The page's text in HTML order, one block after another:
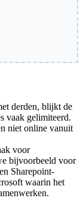
derden, blijkt de
vaak gelimiteerd.
niet online vanuit
voor
bijvoorbeeld voor
Sharepoint-
waarin het